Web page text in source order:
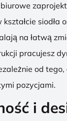
biurowe
kształcie siodła
na łatwą
pracujesz
od tego,
pozycjami.
i